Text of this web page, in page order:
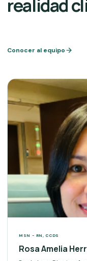
realidad
Conocer al equipo
MSN - RN, CCDS
Rosa Amelia